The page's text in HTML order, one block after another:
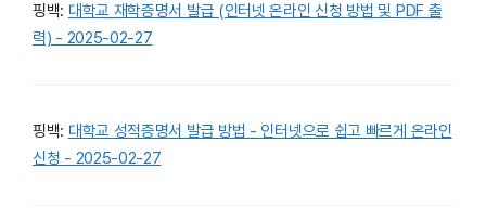
핑백: 대학교 재학증명서 발급 (인터넷 온라인 신청 방법 및 PDF 출
력) - 2025-02-27
핑백: 대학교 성적증명서 발급 방법 - 인터넷으로 쉽고 빠르게 온라인
신청 - 2025-02-27